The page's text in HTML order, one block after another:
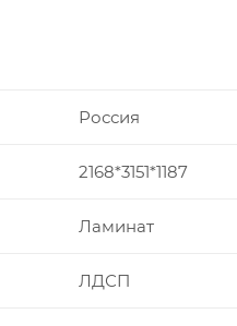
Россия
2168*3151*1187
Ламинат
ЛДСП